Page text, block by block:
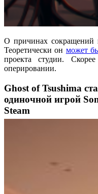
О причинах сокращений
Теоретически он может
проекта студии.
оперировании.
Ghost of Tsushima
одиночной игрой
Steam